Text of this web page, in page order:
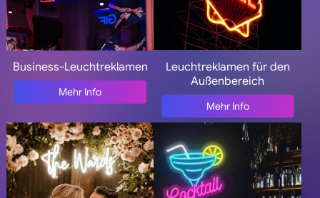
Business-Leuchtreklamen
Mehr Info
Leuchtreklamen für den
Außenbereich
Mehr Info